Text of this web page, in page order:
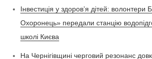
Інвестиція у здоров’я дітей: волонтери
Охоронець» передали станцію
школі Києва
На Чернігівщині черговий резонанс